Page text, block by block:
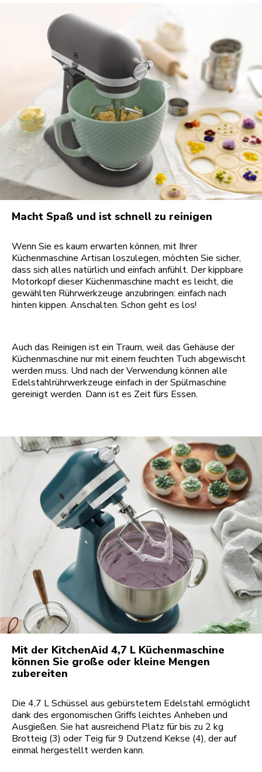
Macht Spaß und ist schnell zu reinigen
Wenn Sie es kaum erwarten können, mit Ihrer
Küchenmaschine Artisan loszulegen, möchten Sie sicher,
dass sich alles natürlich und einfach anfühlt. Der kippbare
Motorkopf dieser Küchenmaschine macht es leicht, die
gewählten Rührwerkzeuge anzubringen: einfach nach
hinten kippen. Anschalten. Schon geht es los!
Auch das Reinigen ist ein Traum, weil das Gehäuse der
Küchenmaschine nur mit einem feuchten Tuch abgewischt
werden muss. Und nach der Verwendung können alle
Edelstahlrührwerkzeuge einfach in der Spülmaschine
gereinigt werden. Dann ist es Zeit fürs Essen.
Mit der KitchenAid 4,7 L Küchenmaschine
können Sie große oder kleine Mengen
zubereiten
Die 4,7 L Schüssel aus gebürstetem Edelstahl ermöglicht
dank des ergonomischen Griffs leichtes Anheben und
Ausgießen. Sie hat ausreichend Platz für bis zu 2 kg
Brotteig (3) oder Teig für 9 Dutzend Kekse (4), der auf
einmal hergestellt werden kann.